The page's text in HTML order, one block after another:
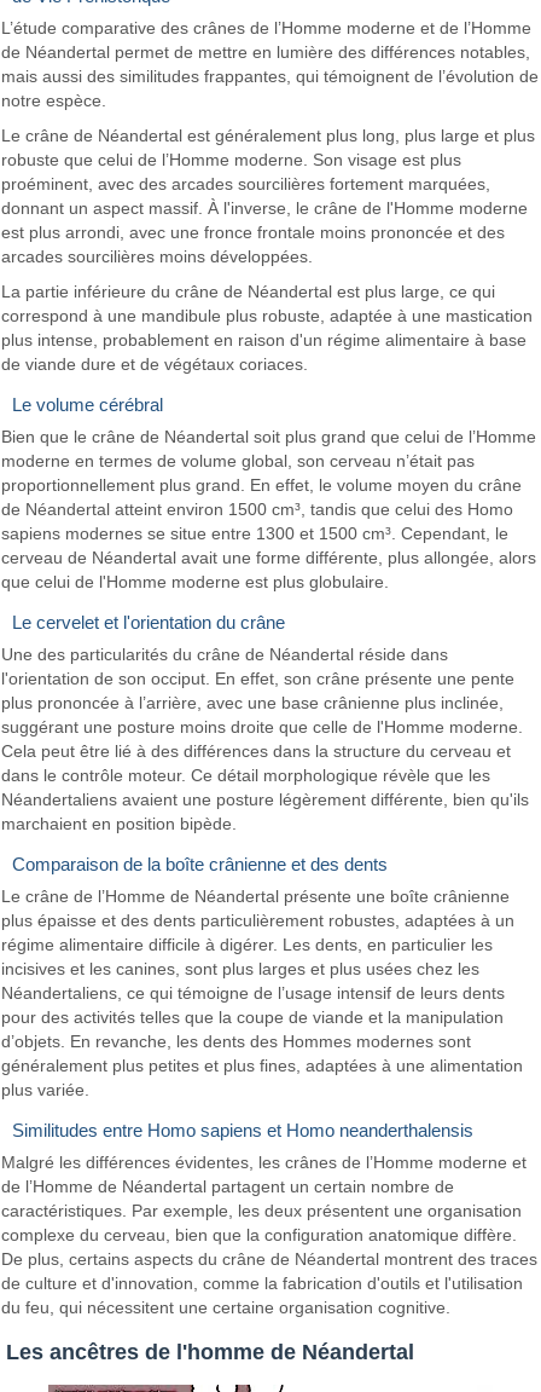
L’étude comparative des crânes de l’Homme moderne et de l’Homme
de Néandertal permet de mettre en lumière des différences notables,
mais aussi des similitudes frappantes, qui témoignent de l’évolution de
notre espèce.
Le crâne de Néandertal est généralement plus long, plus large et plus
robuste que celui de l’Homme moderne. Son visage est plus
proéminent, avec des arcades sourcilières fortement marquées,
donnant un aspect massif. À l'inverse, le crâne de l'Homme moderne
est plus arrondi, avec une fronce frontale moins prononcée et des
arcades sourcilières moins développées.
La partie inférieure du crâne de Néandertal est plus large, ce qui
correspond à une mandibule plus robuste, adaptée à une mastication
plus intense, probablement en raison d'un régime alimentaire à base
de viande dure et de végétaux coriaces.
Le volume cérébral
Bien que le crâne de Néandertal soit plus grand que celui de l’Homme
moderne en termes de volume global, son cerveau n’était pas
proportionnellement plus grand. En effet, le volume moyen du crâne
de Néandertal atteint environ 1500 cm³, tandis que celui des Homo
sapiens modernes se situe entre 1300 et 1500 cm³. Cependant, le
cerveau de Néandertal avait une forme différente, plus allongée, alors
que celui de l'Homme moderne est plus globulaire.
Le cervelet et l'orientation du crâne
Une des particularités du crâne de Néandertal réside dans
l'orientation de son occiput. En effet, son crâne présente une pente
plus prononcée à l’arrière, avec une base crânienne plus inclinée,
suggérant une posture moins droite que celle de l'Homme moderne.
Cela peut être lié à des différences dans la structure du cerveau et
dans le contrôle moteur. Ce détail morphologique révèle que les
Néandertaliens avaient une posture légèrement différente, bien qu'ils
marchaient en position bipède.
Comparaison de la boîte crânienne et des dents
Le crâne de l’Homme de Néandertal présente une boîte crânienne
plus épaisse et des dents particulièrement robustes, adaptées à un
régime alimentaire difficile à digérer. Les dents, en particulier les
incisives et les canines, sont plus larges et plus usées chez les
Néandertaliens, ce qui témoigne de l’usage intensif de leurs dents
pour des activités telles que la coupe de viande et la manipulation
d’objets. En revanche, les dents des Hommes modernes sont
généralement plus petites et plus fines, adaptées à une alimentation
plus variée.
Similitudes entre Homo sapiens et Homo neanderthalensis
Malgré les différences évidentes, les crânes de l’Homme moderne et
de l’Homme de Néandertal partagent un certain nombre de
caractéristiques. Par exemple, les deux présentent une organisation
complexe du cerveau, bien que la configuration anatomique diffère.
De plus, certains aspects du crâne de Néandertal montrent des traces
de culture et d'innovation, comme la fabrication d'outils et l'utilisation
du feu, qui nécessitent une certaine organisation cognitive.
Les ancêtres de l'homme de Néandertal